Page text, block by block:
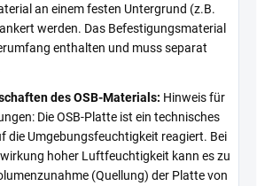
an einem festen Untergrund (z.B.
werden. Das Befestigungsmaterial
enthalten und muss separat
des OSB-Materials: Hinweis für
Die OSB-Platte ist ein technisches
die Umgebungsfeuchtigkeit reagiert. Bei
hoher Luftfeuchtigkeit kann es zu
(Quellung) der Platte von